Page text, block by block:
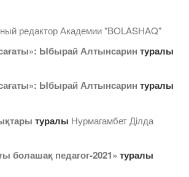
редактор Академии "BOLASHAQ"
Ыбырай Алтынсарин туралы
Ыбырай Алтынсарин туралы
туралы Нурмагамбет Дiлда
болашақ педагог-2021» туралы